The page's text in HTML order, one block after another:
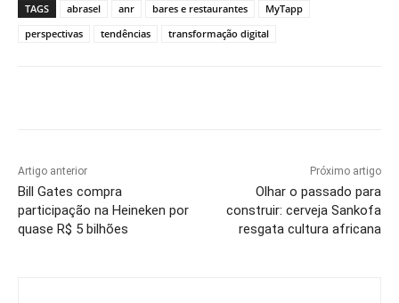
TAGS abrasel anr bares e restaurantes
MyTapp
perspectivas
tendências transformação digital
Artigo anterior
Bill Gates compra
participação na Heineken por
quase R$ 5 bilhões
Próximo artigo
Olhar o passado para
construir: cerveja Sankofa
resgata cultura africana